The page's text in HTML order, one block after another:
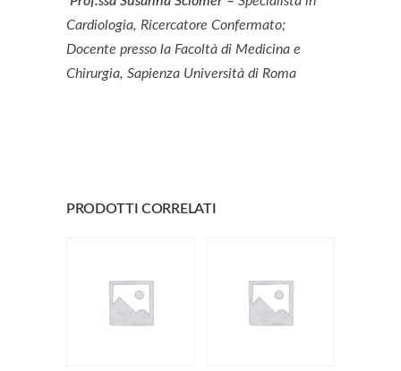
Cardiologia, Ricercatore Confermato;
Docente presso la Facoltà di Medicina e
Chirurgia, Sapienza Università di Roma
PRODOTTI CORRELATI